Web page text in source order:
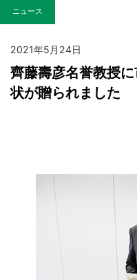
ニュース
2021年5月24日
齊藤壽彦名誉教授
状が贈られました